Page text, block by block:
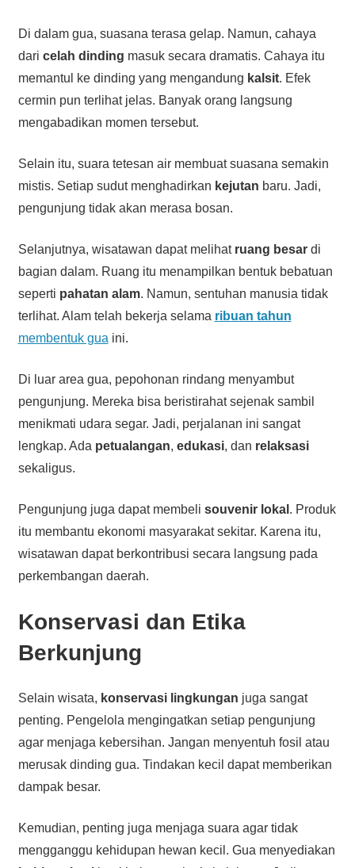
Di dalam gua, suasana terasa gelap. Namun, cahaya
dari celah dinding masuk secara dramatis. Cahaya itu
memantul ke dinding yang mengandung kalsit. Efek
cermin pun terlihat jelas. Banyak orang langsung
mengabadikan momen tersebut.
Selain itu, suara tetesan air membuat suasana semakin
mistis. Setiap sudut menghadirkan kejutan baru. Jadi,
pengunjung tidak akan merasa bosan.
Selanjutnya, wisatawan dapat melihat ruang besardi
bagian dalam. Ruang itu menampilkan bentuk bebatuan
seperti pahatan alam. Namun, sentuhan manusia tidak
terlihat. Alam telah bekerja selama ribuan tahun
membentuk gua ini.
Di luar area gua, pepohonan rindang menyambut
pengunjung. Mereka bisa beristirahat sejenak sambil
menikmati udara segar. Jadi, perjalanan ini sangat
lengkap. Ada petualangan, edukasi, dan relaksasi
sekaligus.
Pengunjung juga dapat membeli souvenir lokal . Produk
itu membantu ekonomi masyarakat sekitar. Karena itu,
wisatawan dapat berkontribusi secara langsung pada
perkembangan daerah.
Konservasi dan Etika
Berkunjung
Selain wisata, konservasi lingkungan juga sangat
penting. Pengelola mengingatkan setiap pengunjung
agar menjaga kebersihan. Jangan menyentuh fosil atau
merusak dinding gua. Tindakan kecil dapat memberikan
dampak besar.
Kemudian, penting juga menjaga suara agar tidak
mengganggu kehidupan hewan kecil. Gua menyediakan